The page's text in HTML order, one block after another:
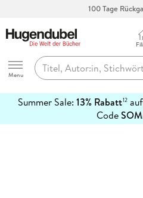
100 Tage
Hugendubel
Menu
Summer Sale: 13% Rabatt12auf
Code
erfahren